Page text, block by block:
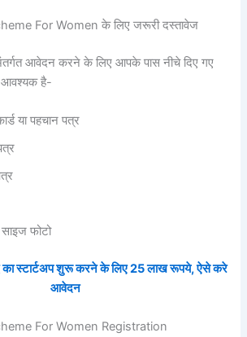
For Women के लिए जरूरी दस्तावेज
आवेदन करने के लिए आपके पास नीचे दिए गए
आवश्यक है-
या पहचान पत्र
फोटो
का स्टार्टअप शुरू करने के लिए 25 लाख रूपये, ऐसे करे
आवेदन
For Women Registration